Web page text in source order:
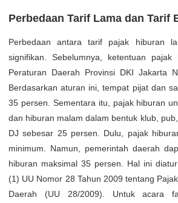
Perbedaan Tarif Lama dan Tarif
Perbedaan antara tarif pajak hiburan
signifikan. Sebelumnya, ketentuan
Peraturan Daerah Provinsi DKI Jakarta
Berdasarkan aturan ini, tempat pijat dan
35 persen. Sementara itu, pajak hiburan
dan hiburan malam dalam bentuk klub,
DJ sebesar 25 persen. Dulu, pajak
minimum. Namun, pemerintah daerah
hiburan maksimal 35 persen. Hal ini
(1) UU Nomor 28 Tahun 2009 tentang
Daerah (UU 28/2009). Untuk acara